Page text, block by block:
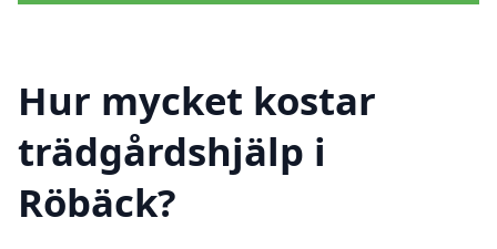
Hur mycket kostar
trädgårdshjälp i
Röbäck?